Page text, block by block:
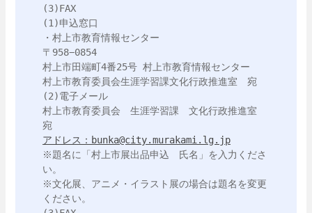
(3)FAX
(1)申込窓口
・村上市教育情報センター
〒958−0854
村上市田端町4番25号 村上市教育情報センター
村上市教育委員会生涯学習課文化行政推進室　宛
(2)電子メール
村上市教育委員会　生涯学習課　文化行政推進室
アドレス：bunka@city.murakami.lg.jp
※題名に「村上市展出品申込　氏名」を入力くださ
い。
※文化展、アニメ・イラスト展の場合は題名を変更
ください。